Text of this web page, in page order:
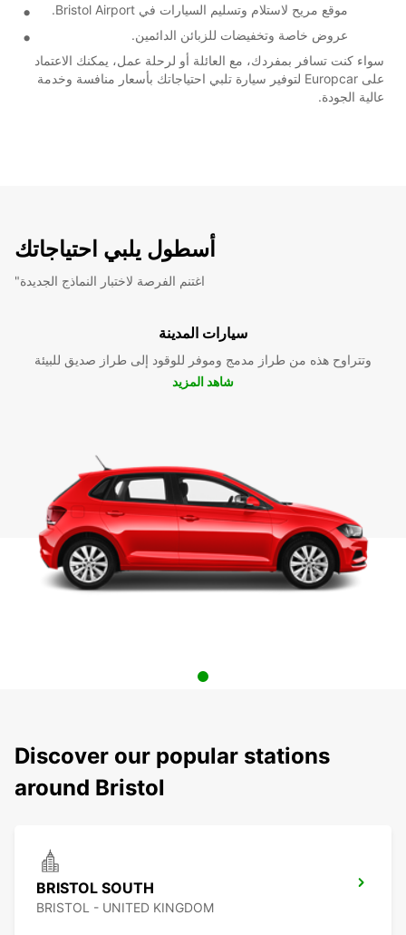
موقع مريح لاستلام وتسليم السيارات في Bristol Airport.
عروض خاصة وتخفيضات للزبائن الدائمين.
سواء كنت تسافر بمفردك، مع العائلة أو لرحلة عمل، يمكنك الاعتماد
على Europcar لتوفير سيارة تلبي احتياجاتك بأسعار منافسة وخدمة
عالية الجودة.
أسطول يلبي احتياجاتك
"اغتنم الفرصة لاختبار النماذج الجديدة
سيارات المدينة
وتتراوح هذه من طراز مدمج وموفر للوقود إلى طراز صديق للبيئة
شاهد المزيد
Discover our popular stations
around Bristol
BRISTOL SOUTH
BRISTOL - UNITED KINGDOM